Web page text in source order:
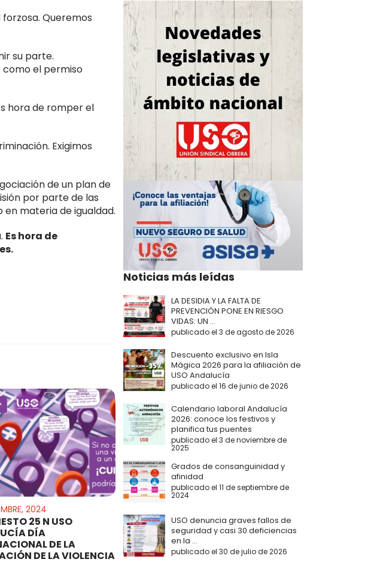
Queremos
su parte.
como el permiso
hora de romper el
Exigimos
de un plan de
por parte de las
materia de igualdad.
Es hora de
2024
25 N USO
DÍA
DE LA
DE LA VIOLENCIA
Noticias más leídas
LA DESIDIA Y LA FALTA DE
PREVENCIÓN PONE EN RIESGO
VIDAS: UN ...
publicado el 3 de agosto de 2026
Descuento exclusivo en Isla
Mágica 2026 para la afiliación de
USO Andalucía
publicado el 16 de junio de 2026
Calendario laboral Andalucía
2026: conoce los festivos y
planifica tus puentes
publicado el 3 de noviembre de
2025
Grados de consanguinidad y
afinidad
publicado el 11 de septiembre de
2024
USO denuncia graves fallos de
seguridad y casi 30 deficiencias
en la ...
publicado el 30 de julio de 2026